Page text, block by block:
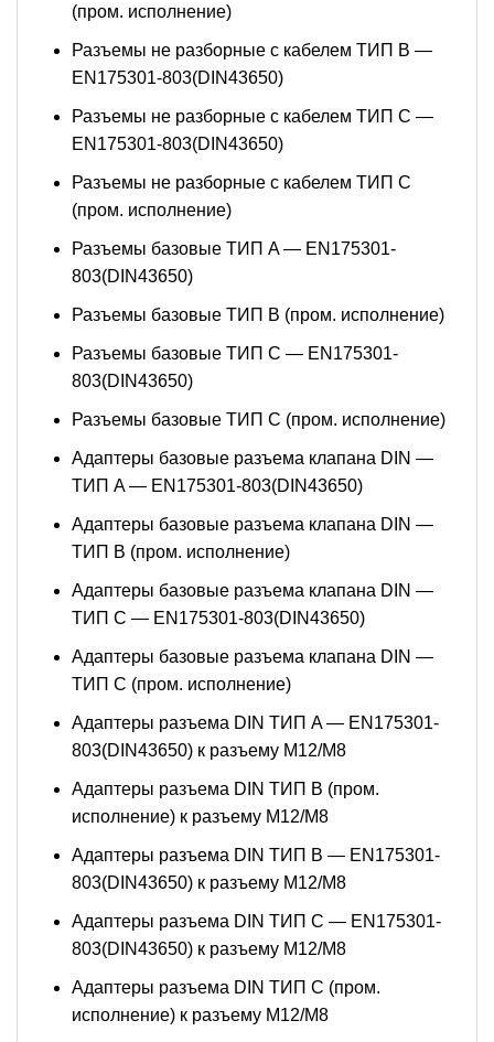
(пром. исполнение)
Разъемы не разборные с кабелем ТИП B —
EN175301-803(DIN43650)
Разъемы не разборные с кабелем ТИП C —
EN175301-803(DIN43650)
Разъемы не разборные с кабелем ТИП C
(пром. исполнение)
Разъемы базовые ТИП A — EN175301-
803(DIN43650)
Разъемы базовые ТИП В (пром. исполнение)
Разъемы базовые ТИП C — EN175301-
803(DIN43650)
Разъемы базовые ТИП C (пром. исполнение)
Адаптеры базовые разъема клапана DIN —
ТИП A — EN175301-803(DIN43650)
Адаптеры базовые разъема клапана DIN —
ТИП B (пром. исполнение)
Адаптеры базовые разъема клапана DIN —
ТИП C — EN175301-803(DIN43650)
Адаптеры базовые разъема клапана DIN —
ТИП C (пром. исполнение)
Адаптеры разъема DIN ТИП A — EN175301-
803(DIN43650) к разъему M12/M8
Адаптеры разъема DIN ТИП B (пром.
исполнение) к разъему M12/M8
Адаптеры разъема DIN ТИП B — EN175301-
803(DIN43650) к разъему M12/M8
Адаптеры разъема DIN ТИП C — EN175301-
803(DIN43650) к разъему M12/M8
Адаптеры разъема DIN ТИП C (пром.
исполнение) к разъему M12/M8